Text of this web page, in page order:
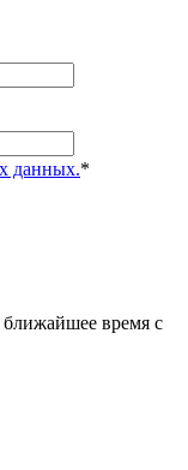
данных.*
время с